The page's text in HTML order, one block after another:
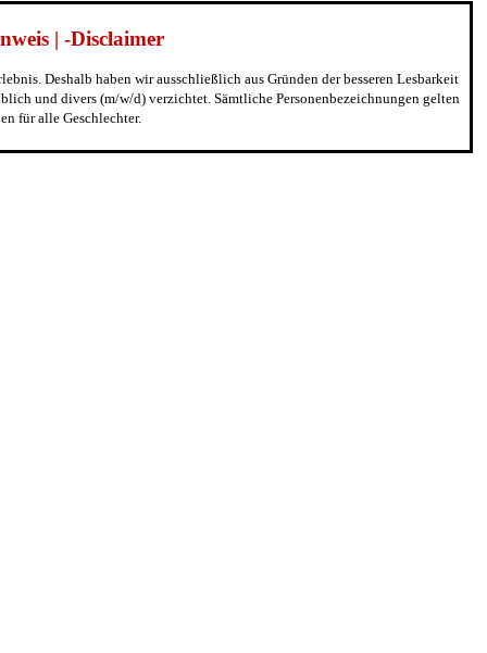
| -Disclaimer
Deshalb haben wir ausschließlich aus Gründen der besseren Lesbarkeit
und divers (m/w/d) verzichtet. Sämtliche Personenbezeichnungen gelten
für alle Geschlechter.